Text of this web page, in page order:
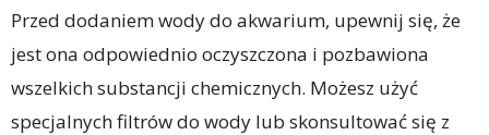
Przed dodaniem wody do akwarium, upewnij się, że
jest ona odpowiednio oczyszczona i pozbawiona
wszelkich substancji chemicznych. Możesz użyć
specjalnych filtrów do wody lub skonsultować się z